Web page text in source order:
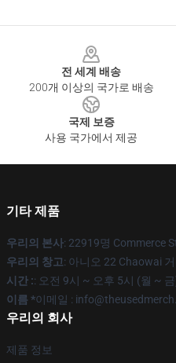
전 세계 배송
200개 이상의 국가로 배송
국제 보증
사용 국가에서 제공
기타 제품
우리의 본사: 22919명 Commerce
우리의 창고: 아니오 22 Chaowai
시간 :: 오전 9시 ~ 오후 5시 (월 ~
이름 *이메일 :
우리의 회사
제품 정보